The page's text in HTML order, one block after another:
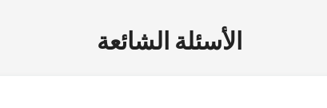
الأسئلة الشائعة